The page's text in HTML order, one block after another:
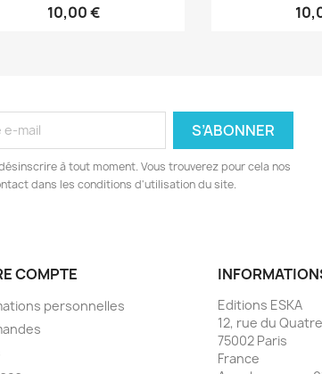
10,00 €
à tout moment. Vous trouverez pour cela nos
dans les conditions d'utilisation du site.
COMPTE
personnelles
Editions ESKA
12, rue du
75002 Paris
France